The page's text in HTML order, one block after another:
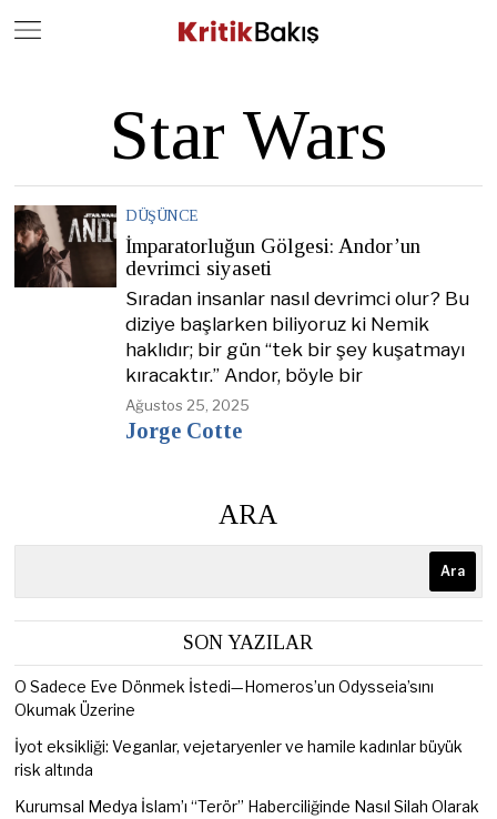
Star Wars
DÜŞÜNCE
İmparatorluğun Gölgesi: Andor’un
devrimci siyaseti
Sıradan insanlar nasıl devrimci olur? Bu
diziye başlarken biliyoruz ki Nemik
haklıdır; bir gün “tek bir şey kuşatmayı
kıracaktır.” Andor, böyle bir
Ağustos 25, 2025
Jorge Cotte
ARA
Ara
SON YAZILAR
O Sadece Eve Dönmek İstedi—Homeros’un Odysseia’sını
Okumak Üzerine
İyot eksikliği: Veganlar, vejetaryenler ve hamile kadınlar büyük
risk altında
Kurumsal Medya İslam’ı “Terör” Haberciliğinde Nasıl Silah Olarak